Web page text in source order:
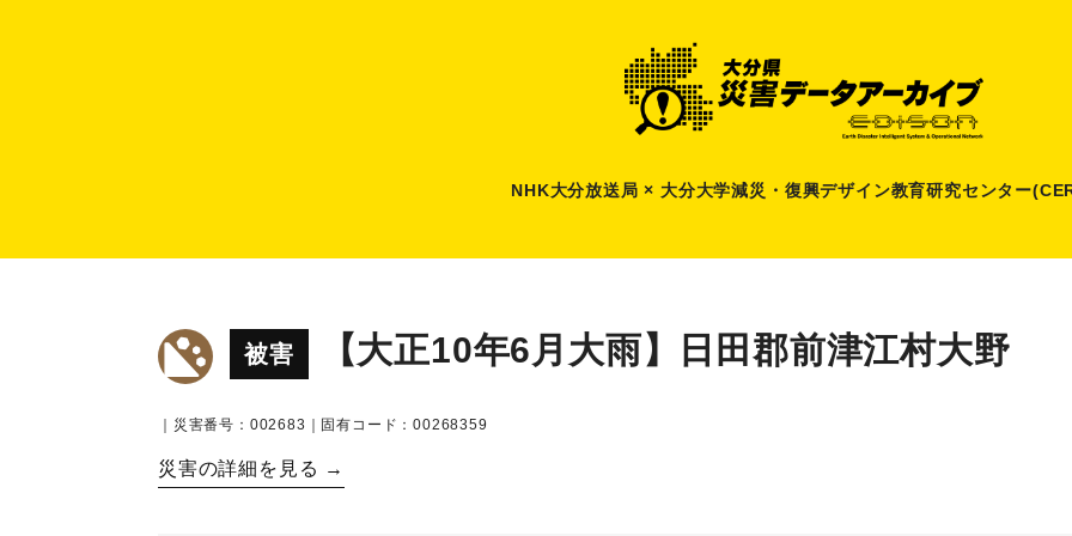
NHK大分放送局 × 大分大学減災 ・ 復興デザイン教育研究センター
被害 【大正10年6月大雨】日田郡前津江村大野
｜災害番号：002683｜固有コード：00268359
災害の詳細を見る →